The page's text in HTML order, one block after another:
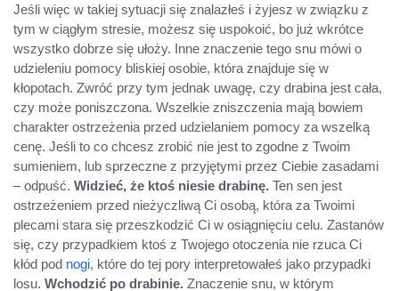
Jeśli więc w takiej sytuacji się znalazłeś i żyjesz w związku z
tym w ciągłym stresie, możesz się uspokoić, bo już wkrótce
wszystko dobrze się ułoży. Inne znaczenie tego snu mówi o
udzieleniu pomocy bliskiej osobie, która znajduje się w
kłopotach. Zwróć przy tym jednak uwagę, czy drabina jest cała,
czy może poniszczona. Wszelkie zniszczenia mają bowiem
charakter ostrzeżenia przed udzielaniem pomocy za wszelką
cenę. Jeśli to co chcesz zrobić nie jest to zgodne z Twoim
sumieniem, lub sprzeczne z przyjętymi przez Ciebie zasadami
– odpuść. Widzieć, że ktoś niesie drabinę. Ten sen jest
ostrzeżeniem przed nieżyczliwą Ci osobą, która za Twoimi
plecami stara się przeszkodzić Ci w osiągnięciu celu. Zastanów
się, czy przypadkiem ktoś z Twojego otoczenia nie rzuca Ci
kłód pod nogi, które do tej pory interpretowałeś jako przypadki
losu. Wchodzić po drabinie. Znaczenie snu, w którym